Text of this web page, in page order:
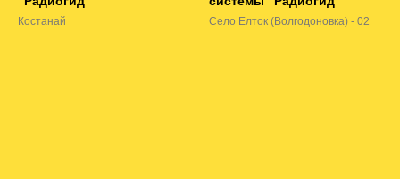
Костанай Село Елток (Волгодоновка) - 02